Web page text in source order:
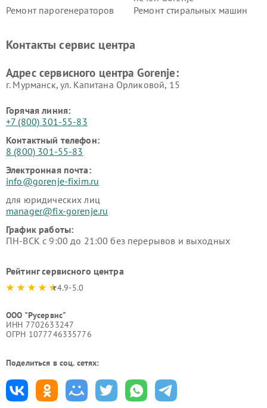
Ремонт парогенераторов
Ремонт стиральных машин
Контакты сервис центра
Адрес сервисного центра Gorenje:
г. Мурманск, ул. Капитана Орликовой, 15
Горячая линия:
+7 (800) 301-55-83
Контактный телефон:
8 (800) 301-55-83
Электронная почта:
info@gorenje-fixim.ru
для юридических лиц
manager@fix-gorenje.ru
График работы:
ПН-ВСК с 9:00 до 21:00 без перерывов и выходных
Рейтинг сервисного центра
4.9-5.0
ООО "Русервис"
ИНН 7702633247
ОГРН 1077746335776
Поделиться в соц. сетях: